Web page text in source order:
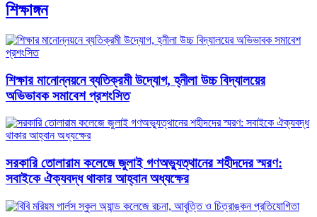
শিক্ষাঙ্গন
শিক্ষার মানোন্নয়নে ব্যতিক্রমী উদ্যোগ, হ্নীলা উচ্চ বিদ্যালয়ের
অভিভাবক সমাবেশ প্রশংসিত
সরকারি তোলারাম কলেজে জুলাই গণঅভ্যুত্থানের শহীদদের স্মরণ:
সবাইকে ঐক্যবদ্ধ থাকার আহ্বান অধ্যক্ষের